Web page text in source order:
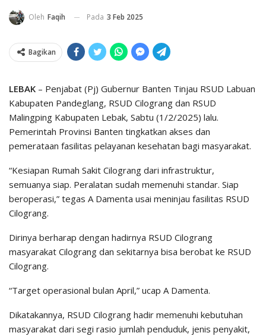
Oleh Faqih Pada 3 Feb 2025
Bagikan
LEBAK – Penjabat (Pj) Gubernur Banten Tinjau RSUD Labuan
Kabupaten Pandeglang, RSUD Cilograng dan RSUD
Malingping Kabupaten Lebak, Sabtu (1/2/2025) lalu.
Pemerintah Provinsi Banten tingkatkan akses dan
pemerataan fasilitas pelayanan kesehatan bagi masyarakat.
“Kesiapan Rumah Sakit Cilograng dari infrastruktur,
semuanya siap. Peralatan sudah memenuhi standar. Siap
beroperasi,” tegas A Damenta usai meninjau fasilitas RSUD
Cilograng.
Dirinya berharap dengan hadirnya RSUD Cilograng
masyarakat Cilograng dan sekitarnya bisa berobat ke RSUD
Cilograng.
“Target operasional bulan April,” ucap A Damenta.
Dikatakannya, RSUD Cilograng hadir memenuhi kebutuhan
masyarakat dari segi rasio jumlah penduduk, jenis penyakit,